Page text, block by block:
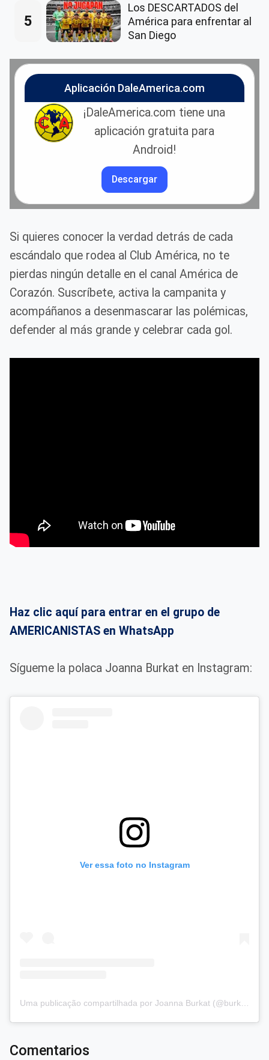
5
Los DESCARTADOS del
América para enfrentar al
San Diego
Aplicación DaleAmerica.com
¡DaleAmerica.com tiene una
aplicación gratuita para
Android!
Descargar
Si quieres conocer la verdad detrás de cada
escándalo que rodea al Club América, no te
pierdas ningún detalle en el canal América de
Corazón. Suscríbete, activa la campanita y
acompáñanos a desenmascarar las polémicas,
defender al más grande y celebrar cada gol.
Haz clic aquí para entrar en el grupo de
AMERICANISTAS en WhatsApp
Sígueme la polaca Joanna Burkat en Instagram:
Ver essa foto no Instagram
Uma publicação compartilhada por Joanna Burkat (@burkat.joanna)
Comentarios